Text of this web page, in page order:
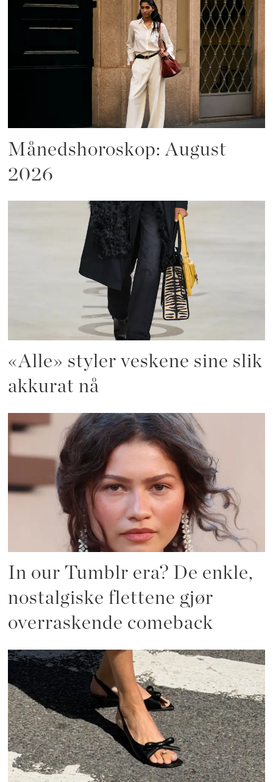
Månedshoroskop: August
2026
«Alle» styler veskene sine slik
akkurat nå
In our Tumblr era? De enkle,
nostalgiske flettene gjør
overraskende comeback